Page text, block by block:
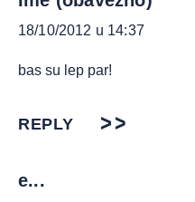
18/10/2012 u 14:37
bas su lep par!
REPLY
e...